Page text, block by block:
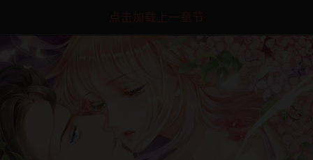
点击加载上一章节